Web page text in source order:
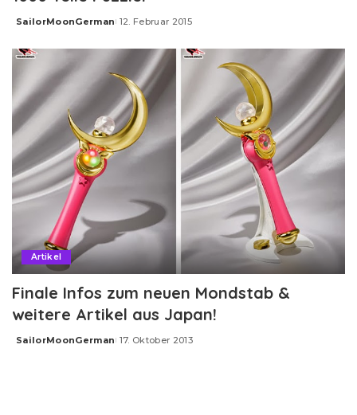
Posted
SailorMoonGerman 12. Februar 2015
Artikel
Finale Infos zum neuen Mondstab &
weitere Artikel aus Japan!
Posted
SailorMoonGerman 17. Oktober 2013